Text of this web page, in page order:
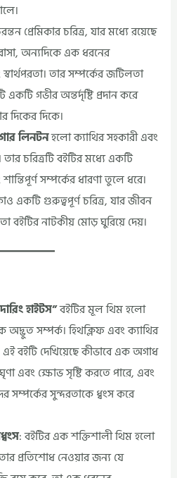
প্রেমিকার চরিত্র, যার মধ্যে রয়েছে
অন্যদিকে এক ধরনের
তার সম্পর্কের জটিলতা
একটি গভীর অন্তর্দৃষ্টি প্রদান করে
দিকের দিকে।
লিনটনহলো ক্যাথির সহকারী এবং
তার চরিত্রটি বইটির মধ্যে একটি
সম্পর্কের ধারণা তুলে ধরে।
একটি গুরুত্বপূর্ণ চরিত্র, যার জীবন
বইটির নাটকীয় মোড় ঘুরিয়ে দেয়।
হাইটস”বইটির মূল থিম হলো
সম্পর্ক। হিথক্লিফ এবং ক্যাথির
এই বইটি দেখিয়েছে কীভাবে এক অগাধ
এবং ক্ষোভ সৃষ্টি করতে পারে, এবং
সম্পর্কের সুন্দরতাকে ধ্বংস করে
: বইটির এক শক্তিশালী থিম হলো
প্রতিশোধ নেওয়ার জন্য যে